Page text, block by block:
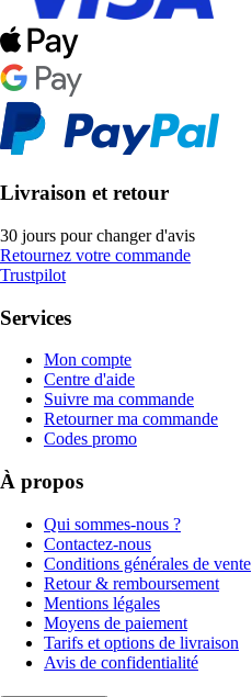
Livraison et retour
30 jours pour changer d'avis
Retournez votre commande
Trustpilot
Services
Mon compte
Centre d'aide
Suivre ma commande
Retourner ma commande
Codes promo
À propos
Qui sommes-nous ?
Contactez-nous
Conditions générales de vente
Retour & remboursement
Mentions légales
Moyens de paiement
Tarifs et options de livraison
Avis de confidentialité